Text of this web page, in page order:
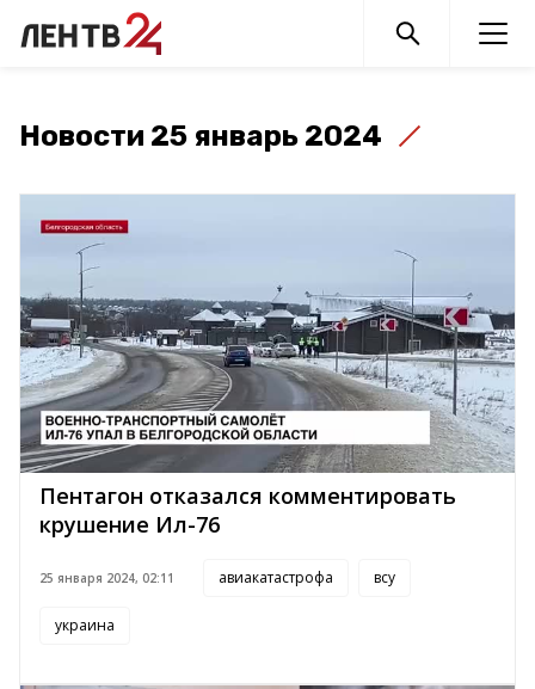
Новости 25 январь 2024
Пентагон отказался комментировать
крушение Ил-76
25 января 2024, 02:11 авиакатастрофа всу
украина